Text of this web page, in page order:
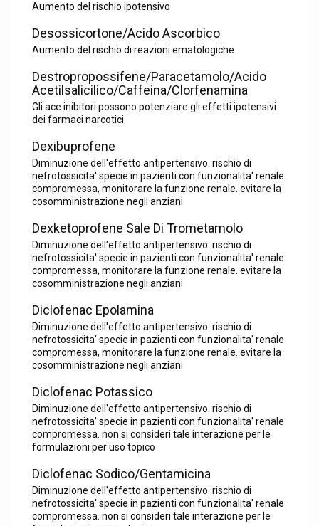
Aumento del rischio ipotensivo
Desossicortone/Acido Ascorbico
Aumento del rischio di reazioni ematologiche
Destropropossifene/Paracetamolo/Acido
Acetilsalicilico/Caffeina/Clorfenamina
Gli ace inibitori possono potenziare gli effetti ipotensivi
dei farmaci narcotici
Dexibuprofene
Diminuzione dell'effetto antipertensivo. rischio di
nefrotossicita' specie in pazienti con funzionalita' renale
compromessa, monitorare la funzione renale. evitare la
cosomministrazione negli anziani
Dexketoprofene Sale Di Trometamolo
Diminuzione dell'effetto antipertensivo. rischio di
nefrotossicita' specie in pazienti con funzionalita' renale
compromessa, monitorare la funzione renale. evitare la
cosomministrazione negli anziani
Diclofenac Epolamina
Diminuzione dell'effetto antipertensivo. rischio di
nefrotossicita' specie in pazienti con funzionalita' renale
compromessa, monitorare la funzione renale. evitare la
cosomministrazione negli anziani
Diclofenac Potassico
Diminuzione dell'effetto antipertensivo. rischio di
nefrotossicita' specie in pazienti con funzionalita' renale
compromessa. non si consideri tale interazione per le
formulazioni per uso topico
Diclofenac Sodico/Gentamicina
Diminuzione dell'effetto antipertensivo. rischio di
nefrotossicita' specie in pazienti con funzionalita' renale
compromessa. non si consideri tale interazione per le